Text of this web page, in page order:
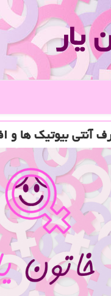
یار
آنتی بیوتیك ها و